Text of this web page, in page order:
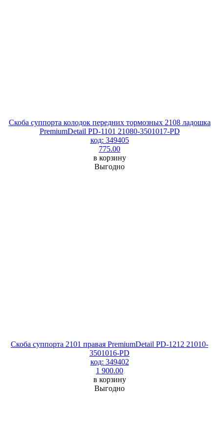
Скоба суппорта колодок передних тормозных 2108 ладошка
PremiumDetail PD-1101 21080-3501017-PD
код: 349405
775.00
в корзину
Выгодно
Скоба суппорта 2101 правая PremiumDetail PD-1212 21010-
3501016-PD
код: 349402
1 900.00
в корзину
Выгодно